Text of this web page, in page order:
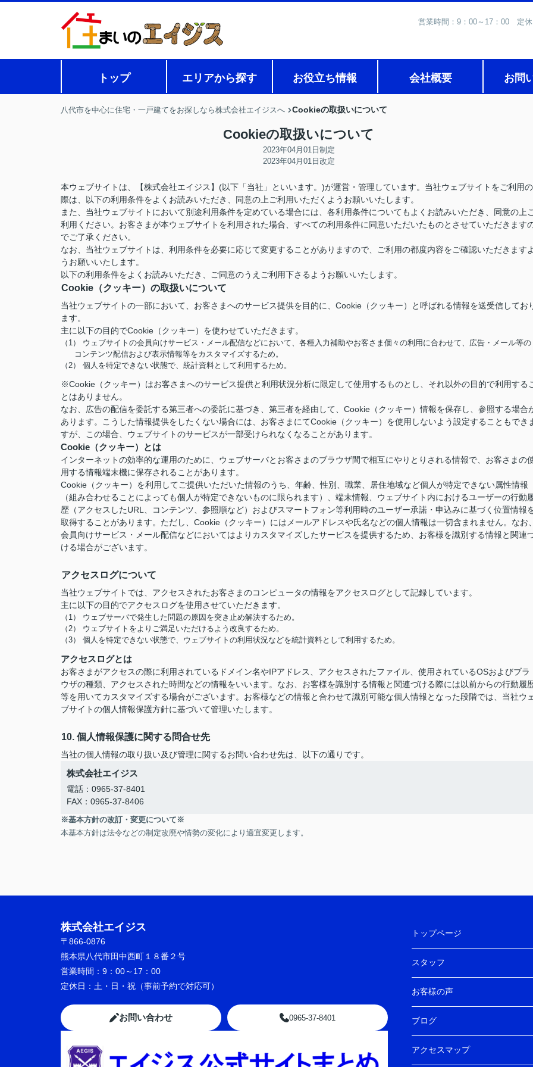
営業時間：9：00～17：00
トップ エリアから探す お役立ち情報 会社概要 お問
八代市を中心に住宅・一戸建てをお探しなら株式会社エイジスへ Cookieの取扱いについて
Cookieの取扱いについて
2023年04月01日制定
2023年04月01日改定
本ウェブサイトは、【株式会社エイジス】(以下「当社」といいます。)が運営・管理しています。当社ウェブサイトをご利用の
際は、以下の利用条件をよくお読みいただき、同意の上ご利用いただくようお願いいたします。
また、当社ウェブサイトにおいて別途利用条件を定めている場合には、各利用条件についてもよくお読みいただき、同意の上
利用ください。お客さまが本ウェブサイトを利用された場合、すべての利用条件に同意いただいたものとさせていただきます
でご了承ください。
なお、当社ウェブサイトは、利用条件を必要に応じて変更することがありますので、ご利用の都度内容をご確認いただきますよ
うお願いいたします。
以下の利用条件をよくお読みいただき、ご同意のうえご利用下さるようお願いいたします。
Cookie（クッキー）の取扱いについて
当社ウェブサイトの一部において、お客さまへのサービス提供を目的に、Cookie（クッキー）と呼ばれる情報を送受信してお
ます。
主に以下の目的でCookie（クッキー）を使わせていただきます。
（1） ウェブサイトの会員向けサービス・メール配信などにおいて、各種入力補助やお客さま個々の利用に合わせて、広告・メール等の
コンテンツ配信および表示情報等をカスタマイズするため。
（2） 個人を特定できない状態で、統計資料として利用するため。
※Cookie（クッキー）はお客さまへのサービス提供と利用状況分析に限定して使用するものとし、それ以外の目的で利用する
とはありません。
なお、広告の配信を委託する第三者への委託に基づき、第三者を経由して、Cookie（クッキー）情報を保存し、参照する場合
あります。こうした情報提供をしたくない場合には、お客さまにてCookie（クッキー）を使用しないよう設定することもでき
すが、この場合、ウェブサイトのサービスが一部受けられなくなることがあります。
Cookie（クッキー）とは
インターネットの効率的な運用のために、ウェブサーバとお客さまのブラウザ間で相互にやりとりされる情報で、お客さまの
用する情報端末機に保存されることがあります。
Cookie（クッキー）を利用してご提供いただいた情報のうち、年齢、性別、職業、居住地域など個人が特定できない属性情報
（組み合わせることによっても個人が特定できないものに限られます）、端末情報、ウェブサイト内におけるユーザーの行動
歴（アクセスしたURL、コンテンツ、参照順など）およびスマートフォン等利用時のユーザー承諾・申込みに基づく位置情報
取得することがあります。ただし、Cookie（クッキー）にはメールアドレスや氏名などの個人情報は一切含まれません。なお、
会員向けサービス・メール配信などにおいてはよりカスタマイズしたサービスを提供するため、お客様を識別する情報と関連
ける場合がございます。
アクセスログについて
当社ウェブサイトでは、アクセスされたお客さまのコンピュータの情報をアクセスログとして記録しています。
主に以下の目的でアクセスログを使用させていただきます。
（1） ウェブサーバで発生した問題の原因を突き止め解決するため。
（2） ウェブサイトをよりご満足いただけるよう改良するため。
（3） 個人を特定できない状態で、ウェブサイトの利用状況などを統計資料として利用するため。
アクセスログとは
お客さまがアクセスの際に利用されているドメイン名やIPアドレス、アクセスされたファイル、使用されているOSおよびブラ
ウザの種類、アクセスされた時間などの情報をいいます。なお、お客様を識別する情報と関連づける際には以前からの行動履
等を用いてカスタマイズする場合がございます。お客様などの情報と合わせて識別可能な個人情報となった段階では、当社ウェ
ブサイトの個人情報保護方針に基づいて管理いたします。
10. 個人情報保護に関する問合せ先
当社の個人情報の取り扱い及び管理に関するお問い合わせ先は、以下の通りです。
株式会社エイジス
電話：0965-37-8401
FAX：0965-37-8406
※基本方針の改訂・変更について※
本基本方針は法令などの制定改廃や情勢の変化により適宜変更します。
株式会社エイジス
〒866-0876
熊本県八代市田中西町１８番２号
営業時間： 9：00～17：00
定休日： 土・日・祝（事前予約で対応可）
お問い合わせ 0965-37-8401
トップページ
スタッフ
お客様の声
ブログ
アクセスマップ